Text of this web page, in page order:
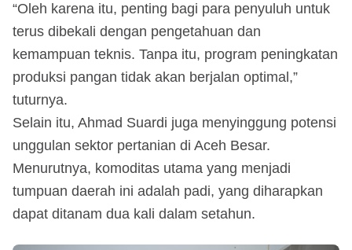
“Oleh karena itu, penting bagi para penyuluh untuk
terus dibekali dengan pengetahuan dan
kemampuan teknis. Tanpa itu, program peningkatan
produksi pangan tidak akan berjalan optimal,”
tuturnya.
Selain itu, Ahmad Suardi juga menyinggung potensi
unggulan sektor pertanian di Aceh Besar.
Menurutnya, komoditas utama yang menjadi
tumpuan daerah ini adalah padi, yang diharapkan
dapat ditanam dua kali dalam setahun.